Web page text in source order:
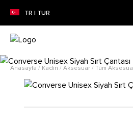
TR | TUR
imkanı!Daha Fazla Bilgi
Anasayfa / Kadın / Aksesuar / Tüm